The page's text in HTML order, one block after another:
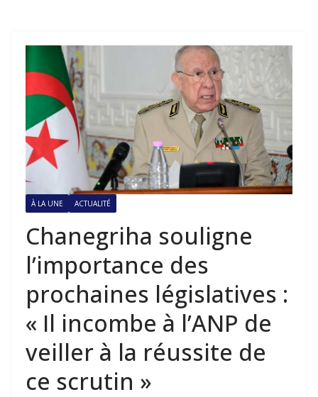
À LA UNE ACTUALITÉ
Chanegriha souligne
l’importance des
prochaines législatives :
« Il incombe à l’ANP de
veiller à la réussite de
ce scrutin »